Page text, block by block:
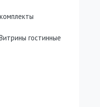
гостинные